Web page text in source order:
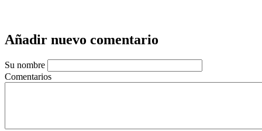
Añadir nuevo comentario
Su nombre
Comentarios